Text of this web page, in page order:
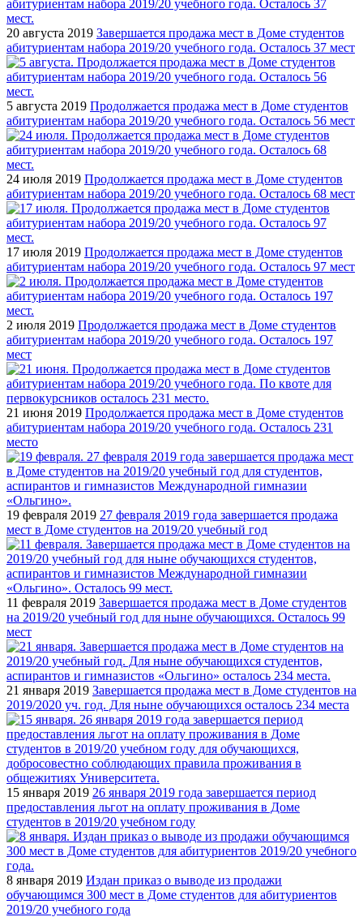
20 августа 2019 Завершается продажа мест в Доме студентов
абитуриентам набора 2019/20 учебного года. Осталось 37 мест
5 августа 2019 Продолжается продажа мест в Доме студентов
абитуриентам набора 2019/20 учебного года. Осталось 56 мест
24 июля 2019 Продолжается продажа мест в Доме студентов
абитуриентам набора 2019/20 учебного года. Осталось 68 мест
17 июля 2019 Продолжается продажа мест в Доме студентов
абитуриентам набора 2019/20 учебного года. Осталось 97 мест
2 июля 2019 Продолжается продажа мест в Доме студентов
абитуриентам набора 2019/20 учебного года. Осталось 197
мест
21 июня 2019 Продолжается продажа мест в Доме студентов
абитуриентам набора 2019/20 учебного года. Осталось 231
место
19 февраля 2019 27 февраля 2019 года завершается продажа
мест в Доме студентов на 2019/20 учебный год
11 февраля 2019 Завершается продажа мест в Доме студентов
на 2019/20 учебный год для ныне обучающихся. Осталось 99
мест
21 января 2019 Завершается продажа мест в Доме студентов на
2019/2020 уч. год. Для ныне обучающихся осталось 234 места
15 января 2019 26 января 2019 года завершается период
предоставления льгот на оплату проживания в Доме
студентов в 2019/20 учебном году
8 января 2019 Издан приказ о выводе из продажи
обучающимся 300 мест в Доме студентов для абитуриентов
2019/20 учебного года